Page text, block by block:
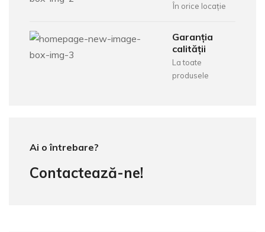
În orice locație
Garanția
calității
La toate
produsele
Ai o întrebare?
Contactează-ne!